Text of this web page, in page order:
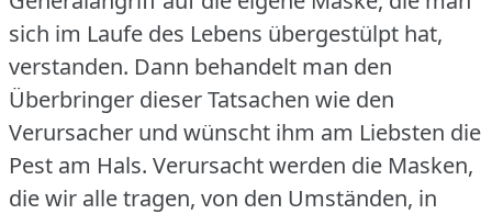
sich im Laufe des Lebens übergestülpt hat,
verstanden. Dann behandelt man den
Überbringer dieser Tatsachen wie den
Verursacher und wünscht ihm am Liebsten die
Pest am Hals. Verursacht werden die Masken,
die wir alle tragen, von den Umständen, in